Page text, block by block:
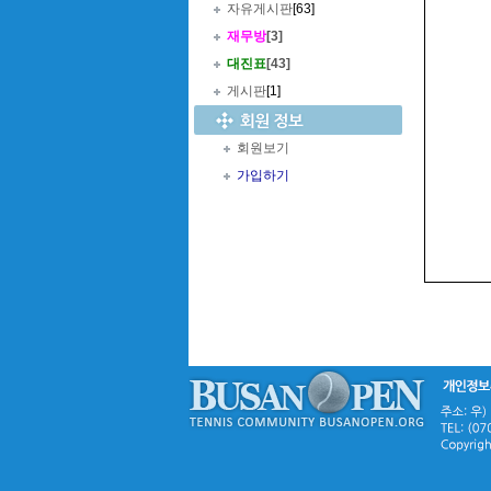
자유게시판[63]
재무방[3]
대진표[43]
게시판[1]
회원보기
가입하기